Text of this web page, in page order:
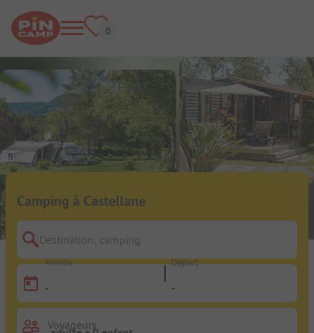
Camping à Castellane
Destination, camping
Arrivée
-
Départ
-
Voyageurs